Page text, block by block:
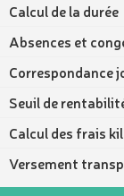
Calcul de la durée
Absences et
Correspondance
Seuil de
Calcul des frais
Versement